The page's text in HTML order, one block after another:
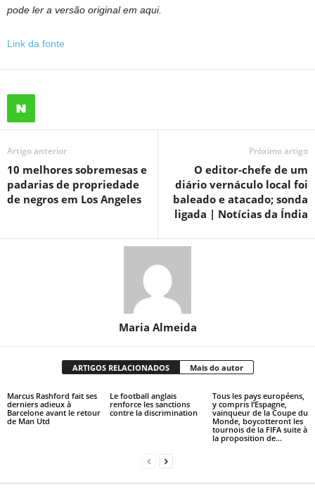
pode ler a versão original em aqui.
Link da fonte
Artigo anterior
10 melhores sobremesas e
padarias de propriedade
de negros em Los Angeles
Próximo artigo
O editor-chefe de um
diário vernáculo local foi
baleado e atacado; sonda
ligada | Notícias da Índia
Maria Almeida
ARTIGOS RELACIONADOS Mais do autor
Marcus Rashford fait ses
derniers adieux à
Barcelone avant le retour
de Man Utd
Le football anglais
renforce les sanctions
contre la discrimination
Tous les pays européens,
y compris l’Espagne,
vainqueur de la Coupe du
Monde, boycotteront les
tournois de la FIFA suite à
la proposition de...